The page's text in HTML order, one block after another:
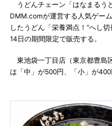
うどんチェーン「はなまるう
DMM.comが運営する人気ゲー
したうどん「栄養満点！“へし
14日の期間限定で販売する。
東池袋一丁目店（東京都豊島
は「中」が500円、「小」が400